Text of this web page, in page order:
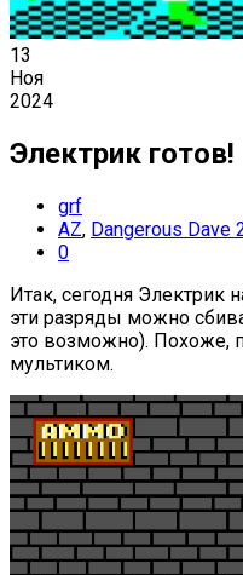
13
Ноя
2024
Электрик готов!
grf
AZ, Dangerous Dave
0
Итак, сегодня Электрик
эти разряды можно
это возможно). Похоже,
мультиком.